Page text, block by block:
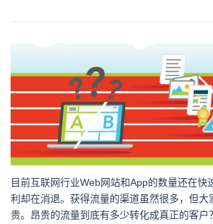
目前互联网行业Web网站和App的数量还在快
利却在消退。获得流量的渠道虽然很多，但大
贵。昂贵的流量到底有多少转化成真正的客户